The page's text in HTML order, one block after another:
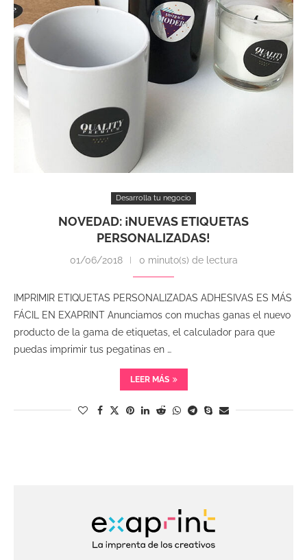
Desarrolla tu negocio
NOVEDAD: ¡NUEVAS ETIQUETAS
PERSONALIZADAS!
01/06/2018 0 minuto(s) de lectura
IMPRIMIR ETIQUETAS PERSONALIZADAS ADHESIVAS ES MÁS
FÁCIL EN EXAPRINT Anunciamos con muchas ganas el nuevo
producto de la gama de etiquetas, el calculador para que
puedas imprimir tus pegatinas en …
LEER MÁS